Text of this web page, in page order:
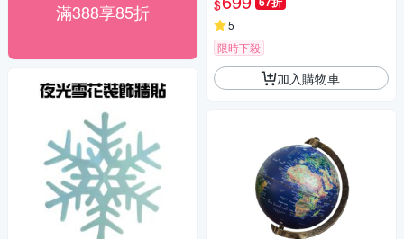
滿388享85折 $
5
限時下殺
加入購物車